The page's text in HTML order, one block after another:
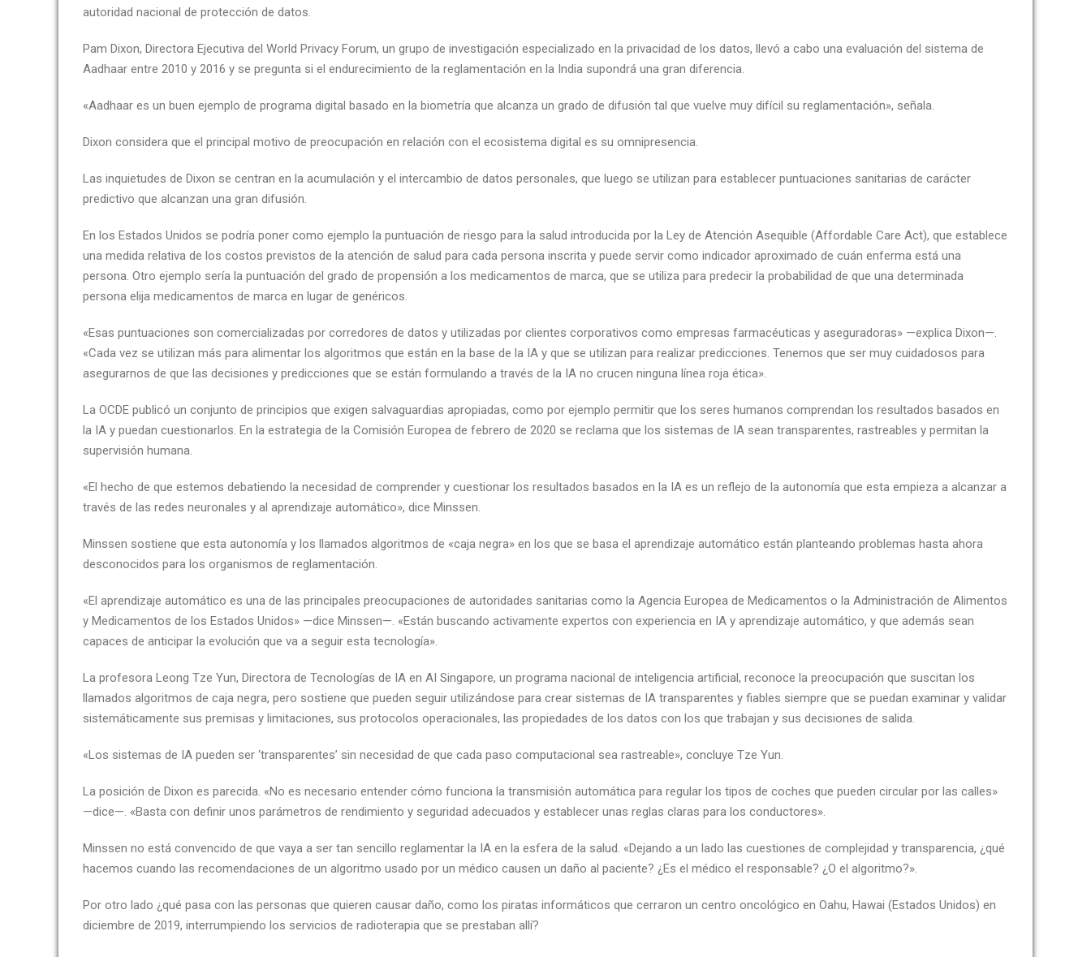
autoridad nacional de protección de datos.
Pam Dixon, Directora Ejecutiva del World Privacy Forum, un grupo de investigación especializado en la privacidad de los datos, llevó a cabo una evaluación del sistema de
Aadhaar entre 2010 y 2016 y se pregunta si el endurecimiento de la reglamentación en la India supondrá una gran diferencia.
«Aadhaar es un buen ejemplo de programa digital basado en la biometría que alcanza un grado de difusión tal que vuelve muy difícil su reglamentación», señala.
Dixon considera que el principal motivo de preocupación en relación con el ecosistema digital es su omnipresencia.
Las inquietudes de Dixon se centran en la acumulación y el intercambio de datos personales, que luego se utilizan para establecer puntuaciones sanitarias de carácter
predictivo que alcanzan una gran difusión.
En los Estados Unidos se podría poner como ejemplo la puntuación de riesgo para la salud introducida por la Ley de Atención Asequible (Affordable Care Act), que establece
una medida relativa de los costos previstos de la atención de salud para cada persona inscrita y puede servir como indicador aproximado de cuán enferma está una
persona. Otro ejemplo sería la puntuación del grado de propensión a los medicamentos de marca, que se utiliza para predecir la probabilidad de que una determinada
persona elija medicamentos de marca en lugar de genéricos.
«Esas puntuaciones son comercializadas por corredores de datos y utilizadas por clientes corporativos como empresas farmacéuticas y aseguradoras» —explica Dixon—.
«Cada vez se utilizan más para alimentar los algoritmos que están en la base de la IA y que se utilizan para realizar predicciones. Tenemos que ser muy cuidadosos para
asegurarnos de que las decisiones y predicciones que se están formulando a través de la IA no crucen ninguna línea roja ética».
La OCDE publicó un conjunto de principios que exigen salvaguardias apropiadas, como por ejemplo permitir que los seres humanos comprendan los resultados basados en
la IA y puedan cuestionarlos. En la estrategia de la Comisión Europea de febrero de 2020 se reclama que los sistemas de IA sean transparentes, rastreables y permitan la
supervisión humana.
«El hecho de que estemos debatiendo la necesidad de comprender y cuestionar los resultados basados en la IA es un reflejo de la autonomía que esta empieza a alcanzar a
través de las redes neuronales y al aprendizaje automático», dice Minssen.
Minssen sostiene que esta autonomía y los llamados algoritmos de «caja negra» en los que se basa el aprendizaje automático están planteando problemas hasta ahora
desconocidos para los organismos de reglamentación.
«El aprendizaje automático es una de las principales preocupaciones de autoridades sanitarias como la Agencia Europea de Medicamentos o la Administración de Alimentos
y Medicamentos de los Estados Unidos» —dice Minssen—. «Están buscando activamente expertos con experiencia en IA y aprendizaje automático, y que además sean
capaces de anticipar la evolución que va a seguir esta tecnología».
La profesora Leong Tze Yun, Directora de Tecnologías de IA en AI Singapore, un programa nacional de inteligencia artificial, reconoce la preocupación que suscitan los
llamados algoritmos de caja negra, pero sostiene que pueden seguir utilizándose para crear sistemas de IA transparentes y fiables siempre que se puedan examinar y validar
sistemáticamente sus premisas y limitaciones, sus protocolos operacionales, las propiedades de los datos con los que trabajan y sus decisiones de salida.
«Los sistemas de IA pueden ser ‘transparentes’ sin necesidad de que cada paso computacional sea rastreable», concluye Tze Yun.
La posición de Dixon es parecida. «No es necesario entender cómo funciona la transmisión automática para regular los tipos de coches que pueden circular por las calles»
—dice—. «Basta con definir unos parámetros de rendimiento y seguridad adecuados y establecer unas reglas claras para los conductores».
Minssen no está convencido de que vaya a ser tan sencillo reglamentar la IA en la esfera de la salud. «Dejando a un lado las cuestiones de complejidad y transparencia, ¿qué
hacemos cuando las recomendaciones de un algoritmo usado por un médico causen un daño al paciente? ¿Es el médico el responsable? ¿O el algoritmo?».
Por otro lado ¿qué pasa con las personas que quieren causar daño, como los piratas informáticos que cerraron un centro oncológico en Oahu, Hawai (Estados Unidos) en
diciembre de 2019, interrumpiendo los servicios de radioterapia que se prestaban allí?